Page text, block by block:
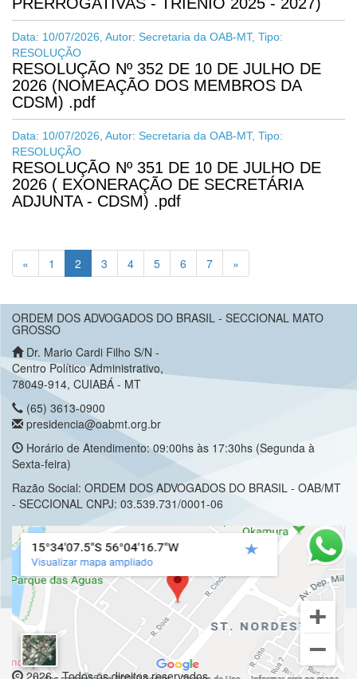
Data: 10/07/2026, Autor: Secretaria da OAB-MT, Tipo:
RESOLUÇÃO
RESOLUÇÃO Nº 352 DE 10 DE JULHO DE
2026 (NOMEAÇÃO DOS MEMBROS DA
CDSM) .pdf
Data: 10/07/2026, Autor: Secretaria da OAB-MT, Tipo:
RESOLUÇÃO
RESOLUÇÃO Nº 351 DE 10 DE JULHO DE
2026 ( EXONERAÇÃO DE SECRETÁRIA
ADJUNTA - CDSM) .pdf
« 1 2 (current)
3 4 5 6 7 »
ORDEM DOS ADVOGADOS DO BRASIL - SECCIONAL MATO
GROSSO
Dr. Mario Cardi Filho S/N -
Centro Político Administrativo,
78049-914, CUIABÁ - MT
(65) 3613-0900
presidencia@oabmt.org.br
Horário de Atendimento: 09:00hs às 17:30hs (Segunda à
Sexta-feira)
Razão Social: ORDEM DOS ADVOGADOS DO BRASIL - OAB/MT
- SECCIONAL CNPJ: 03.539.731/0001-06